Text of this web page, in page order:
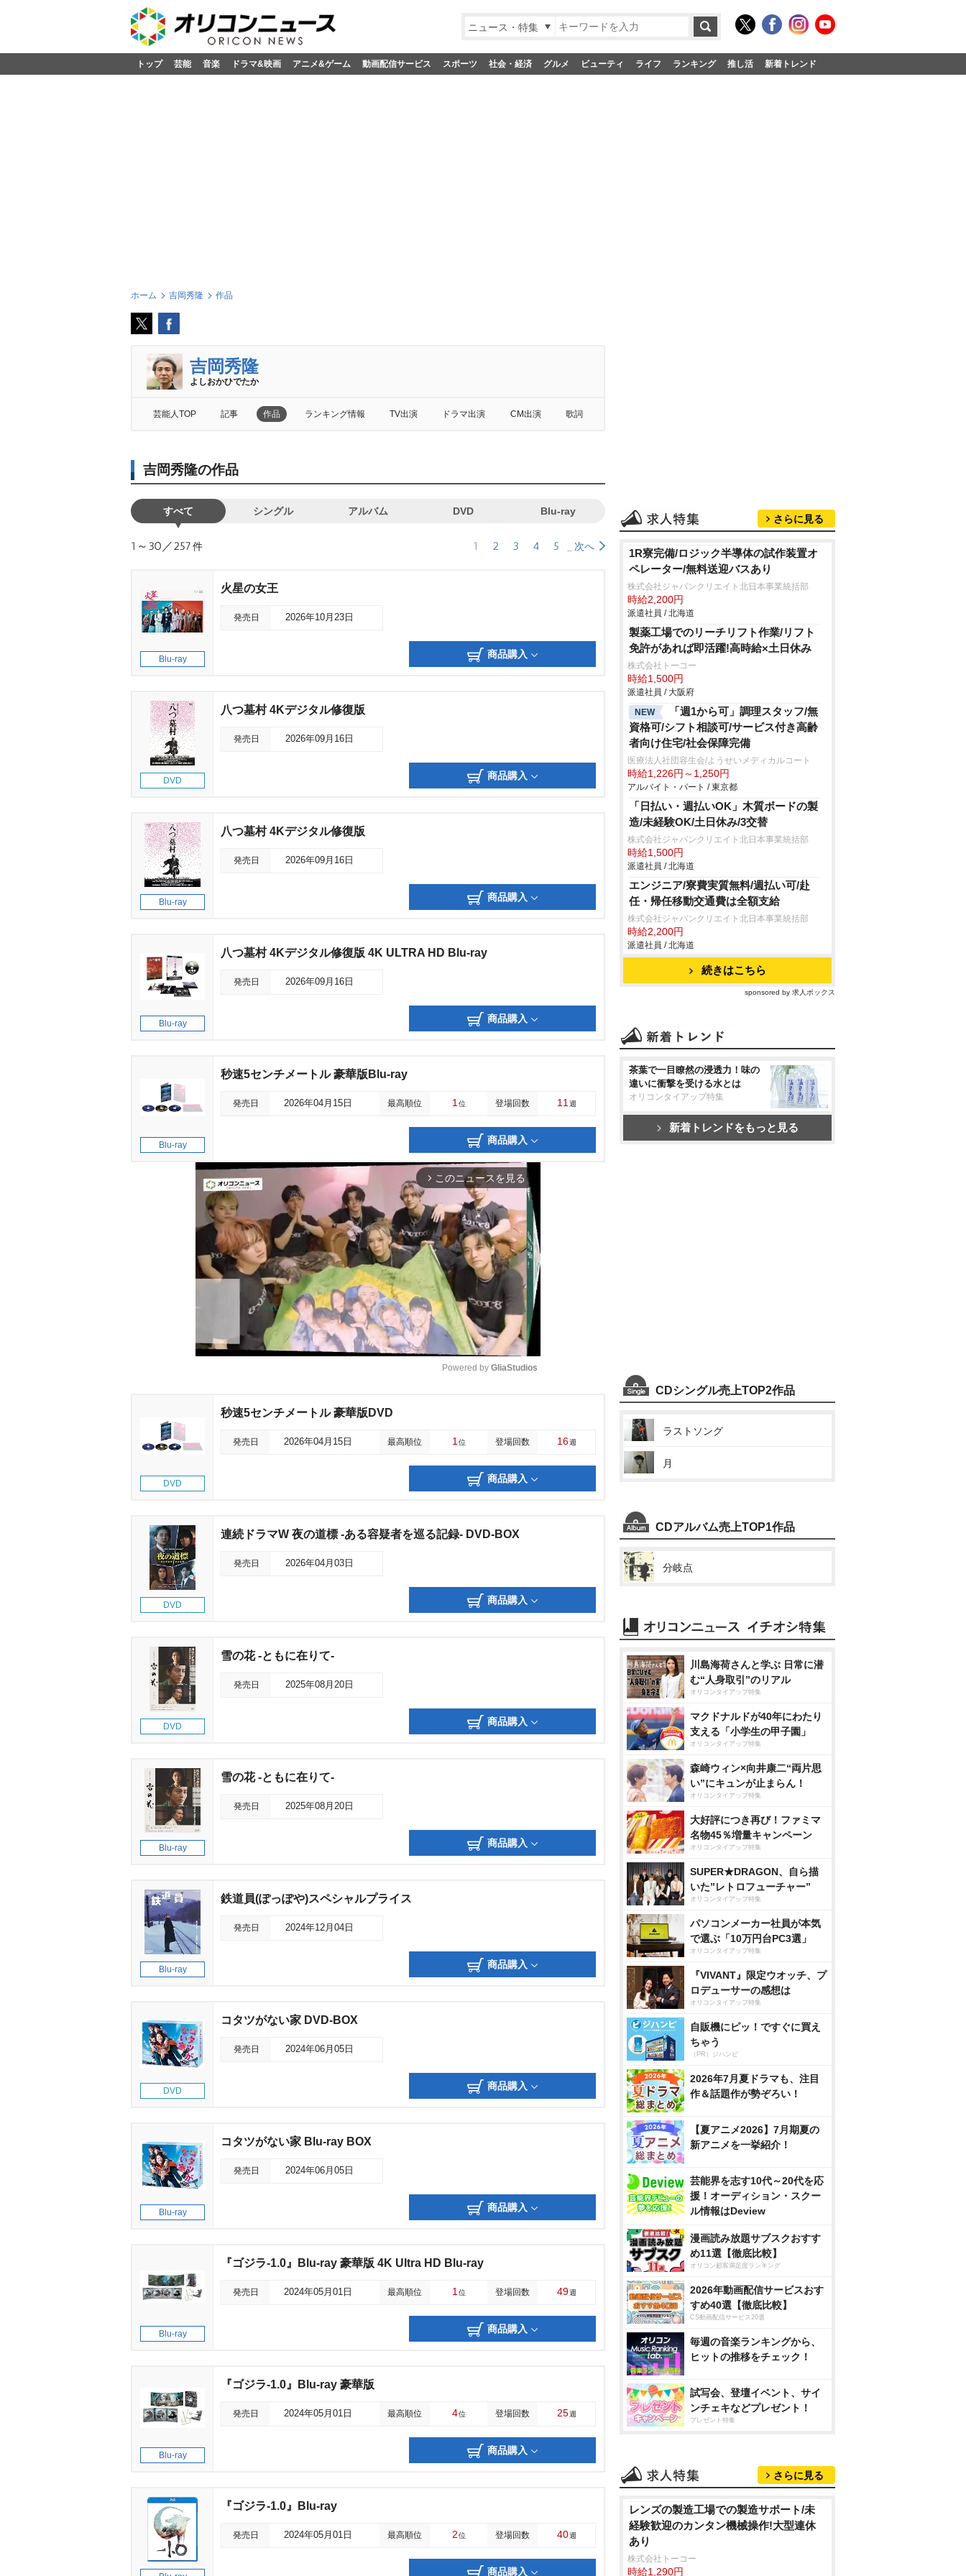
ニュース・特集
トップ 芸能 音楽 ドラマ&映画 アニメ&ゲーム 動画配信サービス スポーツ 社会・経済 グルメ ビューティ ライフ ランキング 推し活 新着トレンド
ホーム 吉岡秀隆 作品
吉岡秀隆
よしおかひでたか
芸能人TOP 記事 作品 ランキング情報 TV出演 ドラマ出演 CM出演 歌詞
吉岡秀隆の作品
すべて シングル アルバム DVD Blu-ray
1～30／257件 1 2 3 4 5 次へ
Blu-ray
火星の女王
発売日 2026年10月23日
商品購入
DVD
八つ墓村 4Kデジタル修復版
発売日 2026年09月16日
商品購入
Blu-ray
八つ墓村 4Kデジタル修復版
発売日 2026年09月16日
商品購入
Blu-ray
八つ墓村 4Kデジタル修復版 4K ULTRA HD Blu-ray
発売日 2026年09月16日
商品購入
Blu-ray
秒速5センチメートル 豪華版Blu-ray
発売日 2026年04月15日 最高順位 1 位 登場回数 11 週
商品購入
arrow_forward_ios このニュースを見る
e
Powered by GliaStudios
DVD
秒速5センチメートル 豪華版DVD
発売日 2026年04月15日 最高順位 1 位 登場回数 16週
商品購入
DVD
連続ドラマW 夜の道標 -ある容疑者を巡る記録- DVD-BOX
発売日 2026年04月03日
商品購入
DVD
雪の花 -ともに在りて-
発売日 2025年08月20日
商品購入
Blu-ray
雪の花 -ともに在りて-
発売日 2025年08月20日
商品購入
Blu-ray
鉄道員(ぽっぽや)スペシャルプライス
発売日 2024年12月04日
商品購入
DVD
コタツがない家 DVD-BOX
発売日 2024年06月05日
商品購入
Blu-ray
コタツがない家 Blu-ray BOX
発売日 2024年06月05日
商品購入
Blu-ray
『ゴジラ-1.0』Blu-ray 豪華版 4K Ultra HD Blu-ray
発売日 2024年05月01日 最高順位 1 位 登場回数 49週
商品購入
Blu-ray
『ゴジラ-1.0』Blu-ray 豪華版
発売日 2024年05月01日 最高順位 4位 登場回数 25週
商品購入
『ゴジラ-1.0』Blu-ray
発売日 2024年05月01日 最高順位 2位 登場回数 40週
商品購入
さらに見る
1R寮完備/ロジック半導体の試作装置オ
ペレーター/無料送迎バスあり
株式会社ジャパンクリエイト北日本事業統括部
時給2,200円
派遣社員 / 北海道
製薬工場でのリーチリフト作業/リフト
免許があれば即活躍!高時給×土日休み
株式会社トーコー
時給1,500円
派遣社員 / 大阪府
NEW
「週1から可」調理スタッフ/無
資格可/シフト相談可/サービス付き高齢
者向け住宅/社会保障完備
医療法人社団容生会/ようせいメディカルコート
時給1,226円～1,250円
アルバイト・パート / 東京都
「日払い・週払いOK」木質ボードの製
造/未経験OK/土日休み/3交替
株式会社ジャパンクリエイト北日本事業統括部
時給1,500円
派遣社員 / 北海道
エンジニア/寮費実質無料/週払い可/赴
任・帰任移動交通費は全額支給
株式会社ジャパンクリエイト北日本事業統括部
時給2,200円
派遣社員 / 北海道
続きはこちら
sponsored by 求人ボックス
茶葉で一目瞭然の浸透力！味の
違いに衝撃を受ける水とは
オリコンタイアップ特集
新着トレンドをもっと見る
CDシングル売上TOP2作品
ラストソング
月
CDアルバム売上TOP1作品
分岐点
川島海荷さんと学ぶ 日常に潜
む“人身取引”のリアル
オリコンタイアップ特集
マクドナルドが40年にわたり
支える「小学生の甲子園」
オリコンタイアップ特集
森崎ウィン×向井康二“両片思
い”にキュンが止まらん！
オリコンタイアップ特集
大好評につき再び！ファミマ
名物45％増量キャンペーン
オリコンタイアップ特集
SUPER★DRAGON、自ら描
いた”レトロフューチャー”
オリコンタイアップ特集
パソコンメーカー社員が本気
で選ぶ「10万円台PC3選」
オリコンタイアップ特集
『VIVANT』限定ウオッチ、プ
ロデューサーの感想は
オリコンタイアップ特集
自販機にピッ！ですぐに買え
ちゃう
（PR）ジハンピ
2026年7月夏ドラマも、注目
作＆話題作が勢ぞろい！
【夏アニメ2026】7月期夏の
新アニメを一挙紹介！
芸能界を志す10代～20代を応
援！オーディション・スクー
ル情報はDeview
漫画読み放題サブスクおすす
め11選【徹底比較】
オリコン顧客満足度ランキング
2026年動画配信サービスおす
すめ40選【徹底比較】
CS動画配信サービス20選
毎週の音楽ランキングから、
ヒットの推移をチェック！
試写会、登壇イベント、サイ
ンチェキなどプレゼント！
プレゼント特集
さらに見る
レンズの製造工場での製造サポート/未
経験歓迎のカンタン機械操作!大型連休
あり
株式会社トーコー
時給1,290円